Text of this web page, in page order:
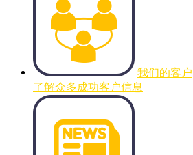
我们的客户
了解众多成功客户信息